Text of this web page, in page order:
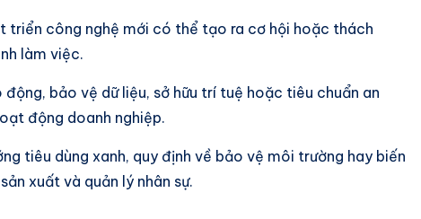
triển công nghệ mới có thể tạo ra cơ hội hoặc thách
làm việc.
động, bảo vệ dữ liệu, sở hữu trí tuệ hoặc tiêu chuẩn an
động doanh nghiệp.
tiêu dùng xanh, quy định về bảo vệ môi trường hay biến
xuất và quản lý nhân sự.